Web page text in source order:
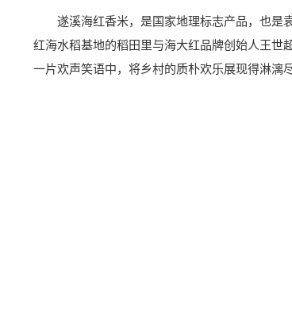
遂溪海红香米，是国家地理标志产品，也是
红海水稻基地的稻田里与海大红品牌创始人王世
一片欢声笑语中，将乡村的质朴欢乐展现得淋漓